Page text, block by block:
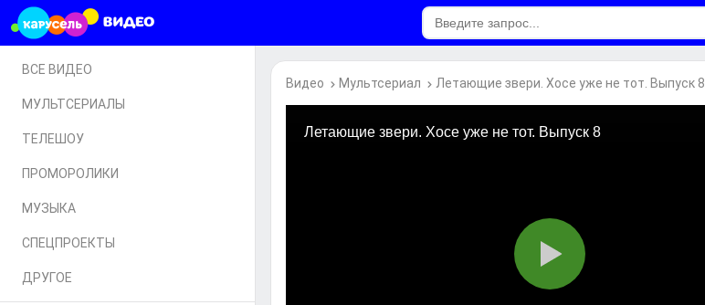
ВСЕ ВИДЕО
МУЛЬТСЕРИАЛЫ
ТЕЛЕШОУ
ПРОМОРОЛИКИ
МУЗЫКА
СПЕЦПРОЕКТЫ
ДРУГОЕ
Видео Мультсериал Летающие звери. Хосе уже не тот. Выпуск 8